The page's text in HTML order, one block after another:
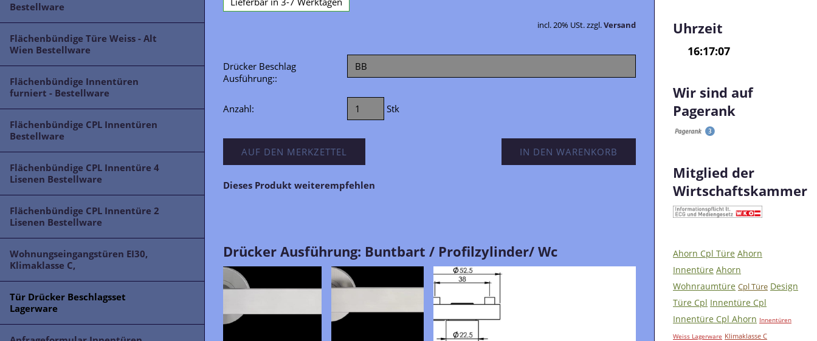
Bestellware
Flächenbündige Türe Weiss - Alt
Wien Bestellware
Flächenbündige Innentüren
furniert - Bestellware
Flächenbündige CPL Innentüren
Bestellware
Flächenbündige CPL Innentüre 4
Lisenen Bestellware
Flächenbündige CPL Innentüre 2
Lisenen Bestellware
Wohnungseingangstüren EI30,
Klimaklasse C,
Tür Drücker Beschlagsset
Lagerware
incl. 20% USt. zzgl.Versand
Drücker Beschlag
Ausführung::
Anzahl: Stk
IN DEN WARENKORB
AUF DEN MERKZETTEL
Dieses Produkt weiterempfehlen
Drücker Ausführung: Buntbart / Profilzylinder/ Wc
Uhrzeit
Wir sind auf
Pagerank
Mitglied der
Wirtschaftskammer
Ahorn Cpl Türe Ahorn
Innentüre Ahorn
Wohnraumtüre Cpl Türe Design
Türe Cpl Innentüre Cpl
Innentüre Cpl Ahorn Innentüren
Weiss Lagerware Klimaklasse C